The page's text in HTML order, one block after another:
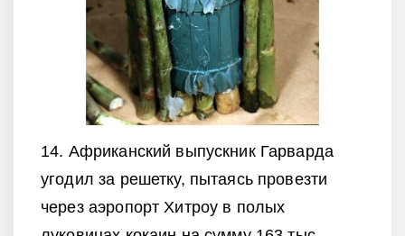
14. Африканский выпускник Гарварда
угодил за решетку, пытаясь провезти
через аэропорт Хитроу в полых